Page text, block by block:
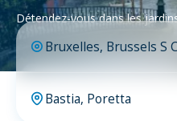
Détendez-vous dans les